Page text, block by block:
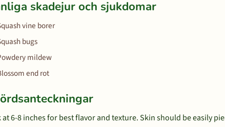
skadejur och sjukdomar
vine borer
bugs
mildew
end rot
at 6-8 inches for best flavor and texture. Skin should be easily